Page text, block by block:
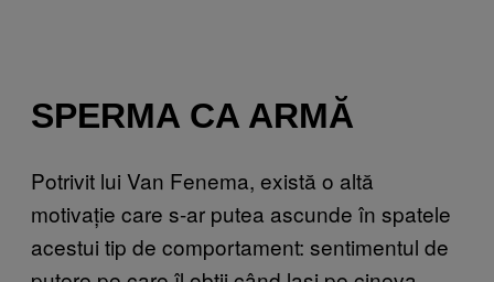
SPERMA CA ARMĂ
Potrivit lui Van Fenema, există o altă
motivație care s-ar putea ascunde în spatele
acestui tip de comportament: sentimentul de